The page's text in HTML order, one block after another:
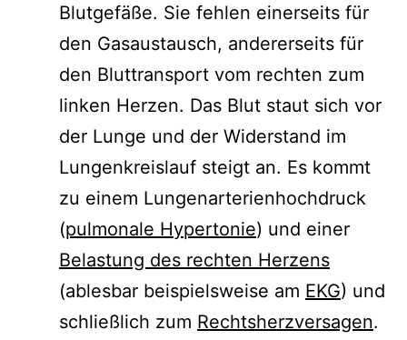
Blutgefäße. Sie fehlen einerseits für
den Gasaustausch, andererseits für
den Bluttransport vom rechten zum
linken Herzen. Das Blut staut sich vor
der Lunge und der Widerstand im
Lungenkreislauf steigt an. Es kommt
zu einem Lungenarterienhochdruck
(pulmonale Hypertonie) und einer
Belastung des rechten Herzens
(ablesbar beispielsweise am EKG) und
schließlich zum Rechtsherzversagen.